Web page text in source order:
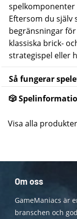
spelkomponenter
Eftersom du själv
begränsningar
klassiska brick-
strategispel eller
Så fungerar
🎲
Visa alla
Om oss
GameManiacs är
branschen och